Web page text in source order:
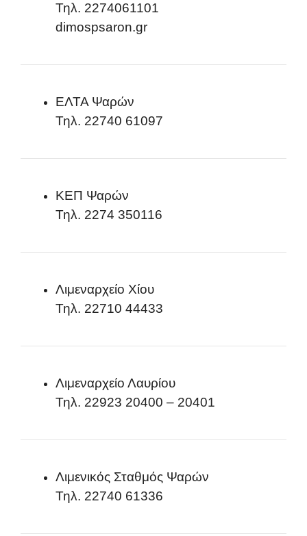
Τηλ. 2274061101
dimospsaron.gr
ΕΛΤΑ Ψαρών
Τηλ. 22740 61097
ΚΕΠ Ψαρών
Τηλ. 2274 350116
Λιμεναρχείο Χίου
Τηλ. 22710 44433
Λιμεναρχείο Λαυρίου
Τηλ. 22923 20400 – 20401
Λιμενικός Σταθμός Ψαρών
Τηλ. 22740 61336